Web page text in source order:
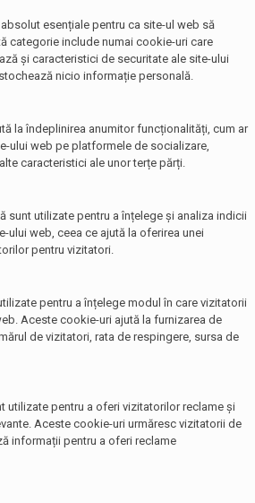
esențiale pentru ca site-ul web să
categorie include numai cookie-uri care
și caracteristici de securitate ale site-ului
nicio informație personală.
la îndeplinirea anumitor funcționalități, cum ar
ului web pe platformele de socializare,
caracteristici ale unor terțe părți.
sunt utilizate pentru a înțelege și analiza indicii
ului web, ceea ce ajută la oferirea unei
pentru vizitatori.
pentru a înțelege modul în care vizitatorii
Aceste cookie-uri ajută la furnizarea de
de vizitatori, rata de respingere, sursa de
utilizate pentru a oferi vizitatorilor reclame și
Aceste cookie-uri urmăresc vizitatorii de
informații pentru a oferi reclame